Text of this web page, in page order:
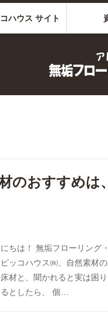
ハウス サイト
のおすすめは
ちは！ 無垢フローリング
ッコハウス㈱、自然素材
材と、聞かれると実は困
としたら、 個…